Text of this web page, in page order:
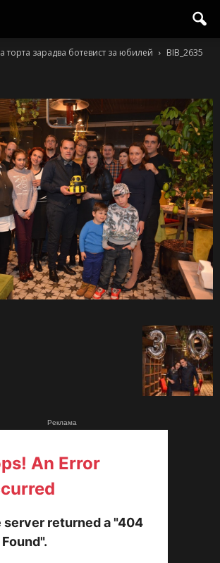
торта зарадва ботевист за юбилей BIB_2635
Реклама